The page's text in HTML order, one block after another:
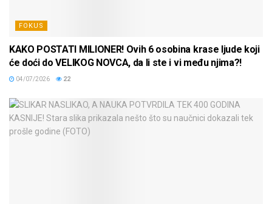
FOKUS
KAKO POSTATI MILIONER! Ovih 6 osobina krase ljude koji
će doći do VELIKOG NOVCA, da li ste i vi među njima?!
04/07/2026 22